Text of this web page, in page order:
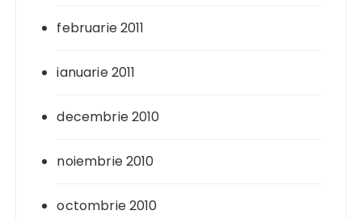
februarie 2011
ianuarie 2011
decembrie 2010
noiembrie 2010
octombrie 2010